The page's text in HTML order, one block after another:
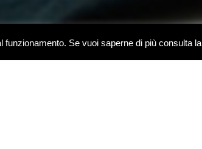
Se vuoi saperne di più consulta la